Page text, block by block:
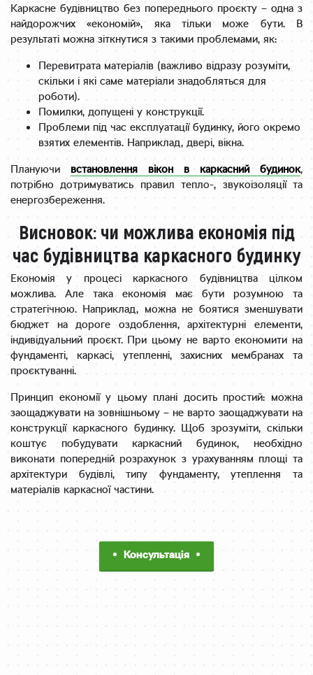
Каркасне будівництво без попереднього проєкту – одна з
найдорожчих «економій», яка тільки може бути. В
результаті можна зіткнутися з такими проблемами, як:
Перевитрата матеріалів (важливо відразу розуміти,
скільки і які саме матеріали знадобляться для
роботи).
Помилки, допущені у конструкції.
Проблеми під час експлуатації будинку, його окремо
взятих елементів. Наприклад, двері, вікна.
Плануючи встановлення вікон в каркасний будинок,
потрібно дотримуватись правил тепло-, звукоізоляції та
енергозбереження.
Висновок: чи можлива економія під
час будівництва каркасного будинку
Економія у процесі каркасного будівництва цілком
можлива. Але така економія має бути розумною та
стратегічною. Наприклад, можна не боятися зменшувати
бюджет на дороге оздоблення, архітектурні елементи,
індивідуальний проєкт. При цьому не варто економити на
фундаменті, каркасі, утепленні, захисних мембранах та
проєктуванні.
Принцип економії у цьому плані досить простий: можна
заощаджувати на зовнішньому – не варто заощаджувати на
конструкції каркасного будинку. Щоб зрозуміти, скільки
коштує побудувати каркасний будинок, необхідно
виконати попередній розрахунок з урахуванням площі та
архітектури будівлі, типу фундаменту, утеплення та
матеріалів каркасної частини.
Консультація